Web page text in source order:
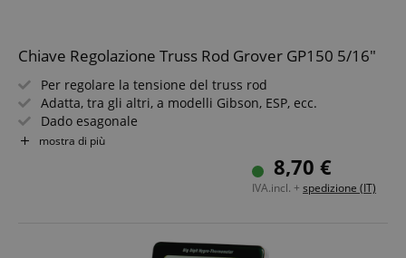
Chiave Regolazione Truss Rod Grover GP150 5/16"
Per regolare la tensione del truss rod
Adatta, tra gli altri, a modelli Gibson, ESP, ecc.
Dado esagonale
Con cacciavite a croce
mostra di più
8,70 €
IVA.incl. + spedizione (IT)